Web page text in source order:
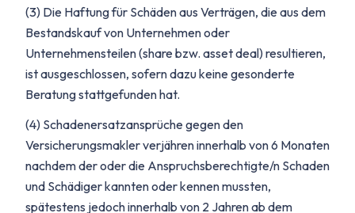
(3) Die Haftung für Schäden aus Verträgen, die aus dem
Bestandskauf von Unternehmen oder
Unternehmensteilen (share bzw. asset deal) resultieren,
ist ausgeschlossen, sofern dazu keine gesonderte
Beratung stattgefunden hat.
(4) Schadenersatzansprüche gegen den
Versicherungsmakler verjähren innerhalb von 6 Monaten
nachdem der oder die Anspruchsberechtigte/n Schaden
und Schädiger kannten oder kennen mussten,
spätestens jedoch innerhalb von 2 Jahren ab dem